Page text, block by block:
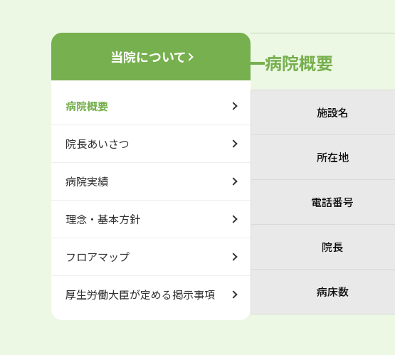
当院について
病院概要
院長あいさつ
病院実績
理念・基本方針
フロアマップ
厚生労働大臣が定める掲示事項
病院概要
施設名
所在地
電話番号
院長
病床数